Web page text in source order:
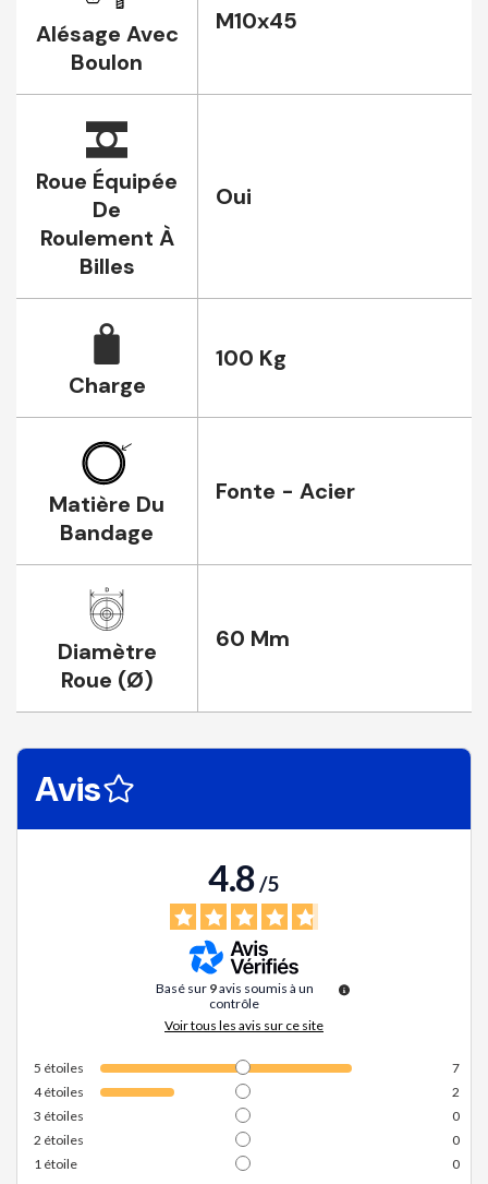
Alésage Avec
Boulon
M10x45
Roue Équipée
De
Roulement À
Billes
Oui
Charge
100 Kg
Matière Du
Bandage
Fonte - Acier
Diamètre
Roue (Ø)
60 Mm
Avis
4.8/5
Basé sur 9avis soumis à un
contrôle
Voir tous les avis sur ce site
5 étoiles
7
4étoiles
2
3 étoiles
0
2 étoiles
0
1 étoile 0